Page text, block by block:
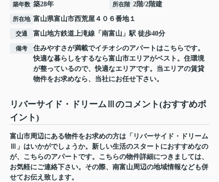
築年数 築28年 所在階 2階/2階建
所在地 富山県富山市西荒屋 ４０６番地１
交通 富山地方鉄道上滝線 「 南富山 」駅 徒歩40分
備考
住みやすさが満載でイチオシのアパートはこちらです。
快適な暮らしをするなら富山市エリアがベスト。住環境
が整っているので、快適なエリアです。当エリアの賃貸
物件をお求めなら、当社にお任せ下さい。
リバーサイド・ドリームⅢのコメント(おすすめポ
イント)
富山市周辺にある物件をお求めの方は「リバーサイド・ドリーム
Ⅲ」はいかがでしょうか。新しい生活のスタートにおすすめなの
が、こちらのアパートです。こちらの物件詳細につきましては、
お気軽にご連絡下さい。その際、南富山周辺の地域情報なども併
せてお伝え致します。